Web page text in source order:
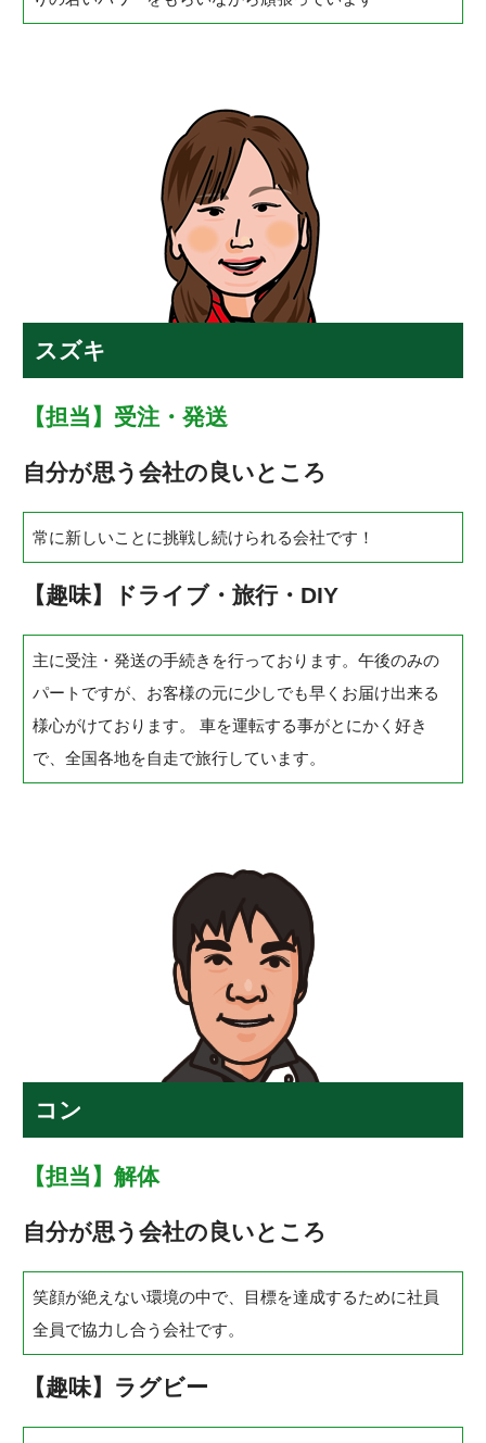
スズキ
【担当】受注・発送
自分が思う会社の良いところ
常に新しいことに挑戦し続けられる会社です！
【趣味】ドライブ・旅行・DIY
主に受注・発送の手続きを行っております。午後のみの
パートですが、お客様の元に少しでも早くお届け出来る
様心がけております。 車を運転する事がとにかく好き
で、全国各地を自走で旅行しています。
コン
【担当】解体
自分が思う会社の良いところ
笑顔が絶えない環境の中で、目標を達成するために社員
全員で協力し合う会社です。
【趣味】ラグビー